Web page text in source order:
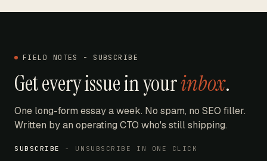
FIELD NOTES - SUBSCRIBE
Get every issue in yourinbox.
One long-form essay a week. No spam, no SEO filler.
Written by an operating CTO who's still shipping.
SUBSCRIBE - UNSUBSCRIBE IN ONE CLICK